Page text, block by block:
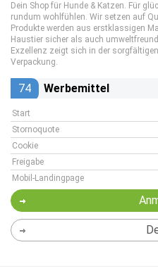
Dein Shop für Hunde & Katzen. Für
rundum wohlfühlen. Wir setzen auf
Produkte werden aus erstklassigen
Haustier sicher als auch
Exzellenz zeigt sich in der
Verpackung.
74 Werbemittel
Start
Stornoquote
Cookie
Freigabe
Mobil-Landingpage